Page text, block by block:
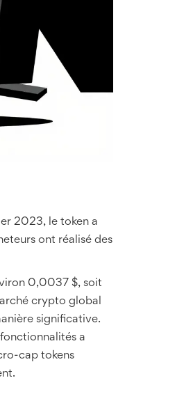
2023, le token a
ont réalisé des
0,0037 $, soit
crypto global
significative.
a
cap tokens